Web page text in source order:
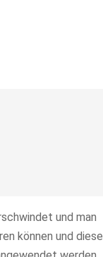
und man
können und diese